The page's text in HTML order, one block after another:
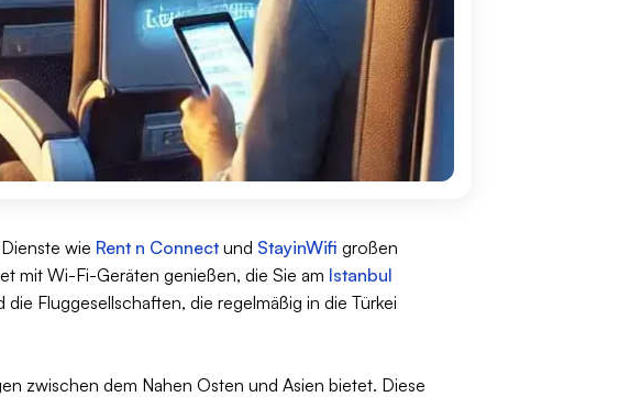
wie Rent n Connect und StayinWifi großen
mit Wi-Fi-Geräten genießen, die Sie am Istanbul
Fluggesellschaften, die regelmäßig in die Türkei
zwischen dem Nahen Osten und Asien bietet. Diese